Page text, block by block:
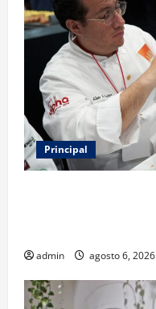
Principal
admin agosto 6, 2026